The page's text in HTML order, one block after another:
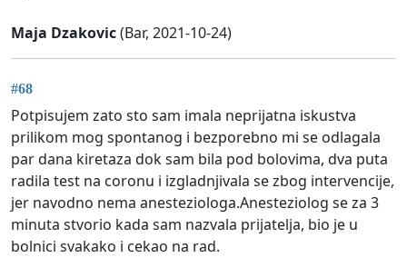
Maja Dzakovic(Bar, 2021-10-24)
#68
Potpisujem zato sto sam imala neprijatna iskustva
prilikom mog spontanog i bezporebno mi se odlagala
par dana kiretaza dok sam bila pod bolovima, dva puta
radila test na coronu i izgladnjivala se zbog intervencije,
jer navodno nema anesteziologa.Anesteziolog se za 3
minuta stvorio kada sam nazvala prijatelja, bio je u
bolnici svakako i cekao na rad.